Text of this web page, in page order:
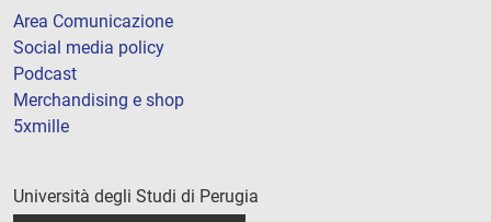
Area Comunicazione
Social media policy
Podcast
Merchandising e shop
5xmille
Università degli Studi di Perugia